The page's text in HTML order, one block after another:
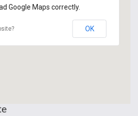
Google Maps correctly.
OK